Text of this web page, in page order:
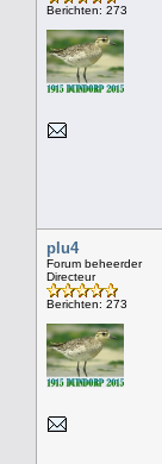
Berichten: 273
plu4
Forum beheerder
Directeur
Berichten: 273